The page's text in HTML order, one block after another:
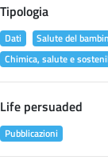
Tipologia
Dati
Salute del
Chimica, salute e
Life persuaded
Pubblicazioni